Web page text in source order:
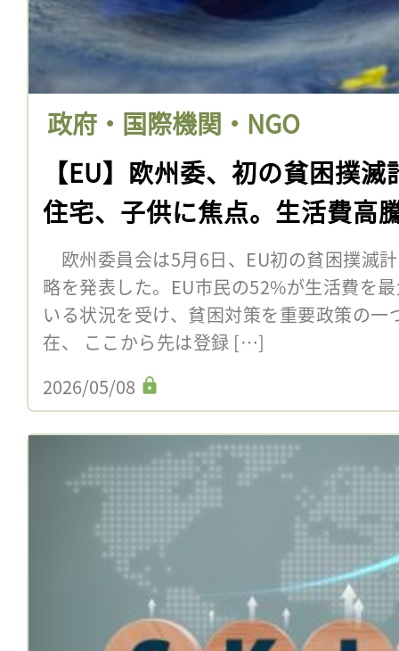
政府・国際機関・NGO
【EU】欧州委、初の貧困撲
住宅、子供に焦点。生活費高
欧州委員会は5月6日、EU初の貧困撲滅
略を発表した。EU市民の52%が生活費を
いる状況を受け、貧困対策を重要政策の
在、 ここから先は登録 […]
2026/05/08